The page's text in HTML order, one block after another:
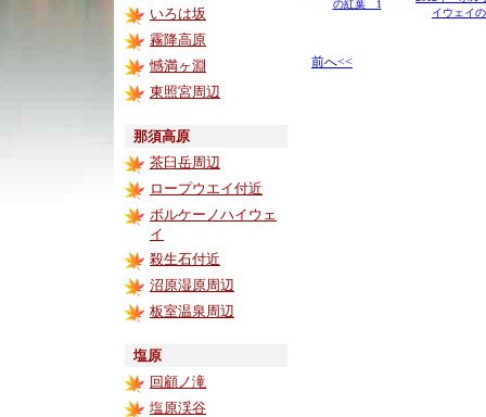
いろは坂
霧降高原
憾満ヶ淵
東照宮周辺
那須高原
茶臼岳周辺
ロープウエイ付近
ボルケーノハイウェ
イ
殺生石付近
沼原湿原周辺
板室温泉周辺
塩原
回顧ノ滝
塩原渓谷
の紅葉 1
イウェイ
前へ<<